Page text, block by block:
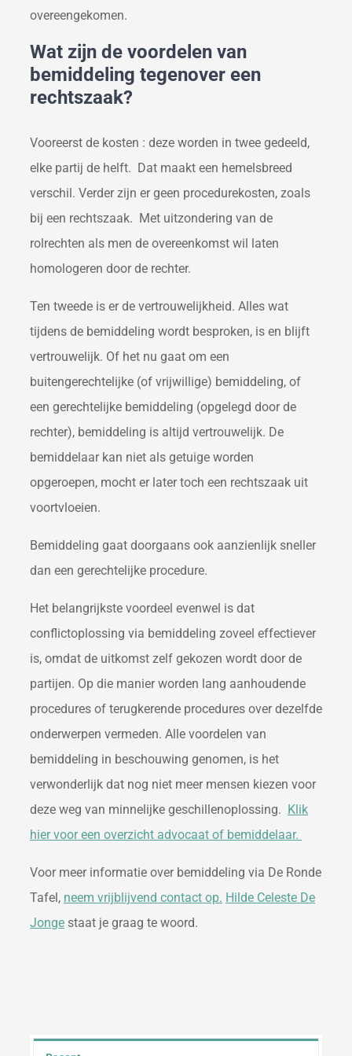
overeengekomen.
Wat zijn de voordelen van
bemiddeling tegenover een
rechtszaak?
Vooreerst de kosten : deze worden in twee gedeeld,
elke partij de helft. Dat maakt een hemelsbreed
verschil. Verder zijn er geen procedurekosten, zoals
bij een rechtszaak. Met uitzondering van de
rolrechten als men de overeenkomst wil laten
homologeren door de rechter.
Ten tweede is er de vertrouwelijkheid. Alles wat
tijdens de bemiddeling wordt besproken, is en blijft
vertrouwelijk. Of het nu gaat om een
buitengerechtelijke (of vrijwillige) bemiddeling, of
een gerechtelijke bemiddeling (opgelegd door de
rechter), bemiddeling is altijd vertrouwelijk. De
bemiddelaar kan niet als getuige worden
opgeroepen, mocht er later toch een rechtszaak uit
voortvloeien.
Bemiddeling gaat doorgaans ook aanzienlijk sneller
dan een gerechtelijke procedure.
Het belangrijkste voordeel evenwel is dat
conflictoplossing via bemiddeling zoveel effectiever
is, omdat de uitkomst zelf gekozen wordt door de
partijen. Op die manier worden lang aanhoudende
procedures of terugkerende procedures over dezelfde
onderwerpen vermeden. Alle voordelen van
bemiddeling in beschouwing genomen, is het
verwonderlijk dat nog niet meer mensen kiezen voor
deze weg van minnelijke geschillenoplossing. Klik
hier voor een overzicht advocaat of bemiddelaar.
Voor meer informatie over bemiddeling via De Ronde
Tafel, neem vrijblijvend contact op. Hilde Celeste De
Jonge staat je graag te woord.